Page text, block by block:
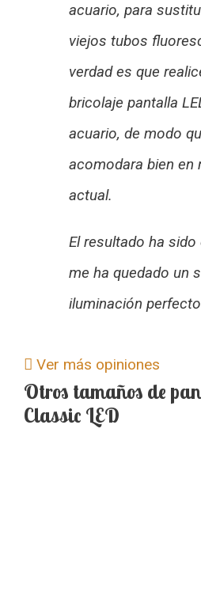
acuario, para
viejos tubos
verdad es que
bricolaje pantalla
acuario, de modo
acomodara bien en
actual.
El resultado ha sido
me ha quedado un
iluminación
Ver más opiniones
Otros tamaños de
Classic LED